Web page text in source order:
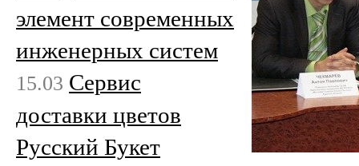
элемент современных
инженерных систем
15.03 Сервис
доставки цветов
Русский Букет